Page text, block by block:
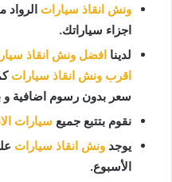
ونش انقاذ سيارات
اجزاء سياراتك.
لدينا افضل ونش انقاذ
اقرب ونش انقاذ سيارات
سعر بدون رسوم اضافية و
نقوم بتتبع جميع سيارات
يوجد ونش انقاذ سيارات
الأسبوع.